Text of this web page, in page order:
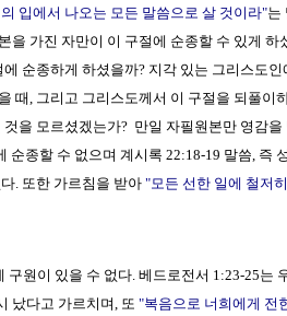
입에서 나오는 모든 말씀으로 살 것이라"는
을 가진 자만이 이 구절에 순종할 수 있게 하
순종하게 하셨을까? 지각 있는 그리스도
때, 그리고 그리스도께서 이 구절을 되풀이
을 모르셨겠는가? 만일 자필원본만 영감을
순종할 수 없으며 계시록 22:18-19 말씀, 즉
. 또한 가르침을 받아 "모든 선한 일에 철저
원이 있을 수 없다. 베드로전서 1:23-25는
났다고 가르치며, 또 "복음으로 너희에게 전